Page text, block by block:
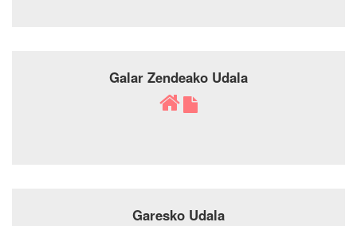
Galar Zendeako Udala
Garesko Udala